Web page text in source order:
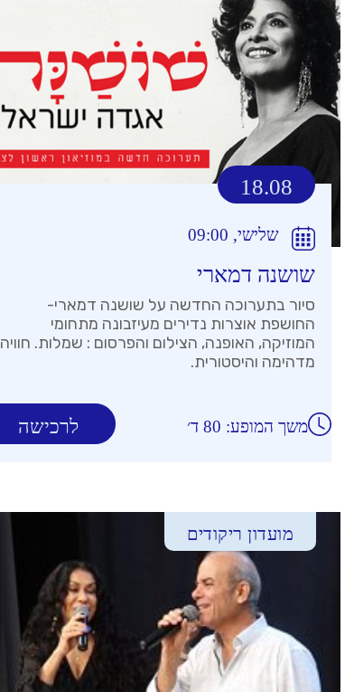
18.08
שלישי, 09:00
שושנה דמארי
סיור בתערוכה החדשה על שושנה דמארי-
החושפת אוצרות נדירים מעיזבונה מתחומי
המוזיקה, האופנה, הצילום והפרסום : שמלות. חוויה
מדהימה והיסטורית.
לרכישה משך המופע: 80 ד׳
מועדון ריקודים